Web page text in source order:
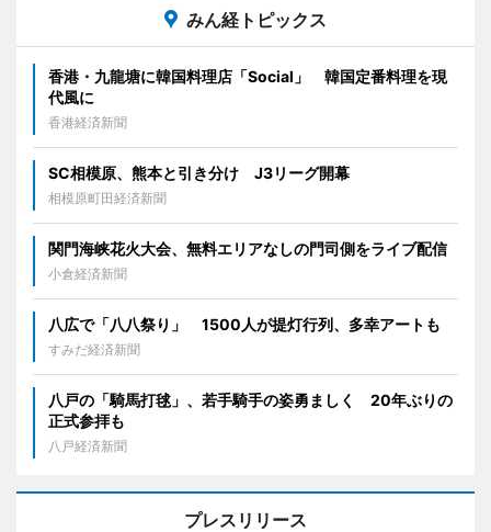
みん経トピックス
香港・九龍塘に韓国料理店「Social」 韓国定番料理を現
代風に
香港経済新聞
SC相模原、熊本と引き分け J3リーグ開幕
相模原町田経済新聞
関門海峡花火大会、無料エリアなしの門司側をライブ配信
小倉経済新聞
八広で「八八祭り」 1500人が提灯行列、多幸アートも
すみだ経済新聞
八戸の「騎馬打毬」、若手騎手の姿勇ましく 20年ぶりの
正式参拝も
八戸経済新聞
プレスリリース